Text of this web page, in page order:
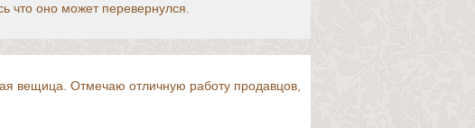
что оно может перевернулся.
вещица. Отмечаю отличную работу продавцов,